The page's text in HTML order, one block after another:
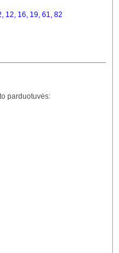
12, 16, 19, 61, 82
parduotuvės: